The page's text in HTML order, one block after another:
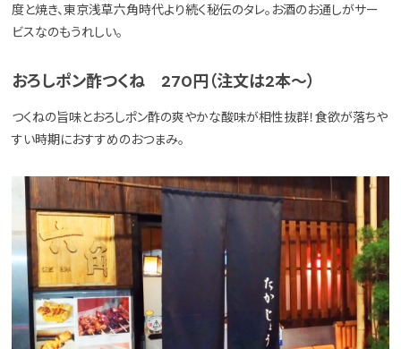
度と焼き、東京浅草六角時代より続く秘伝のタレ。お酒のお通しがサー
ビスなのもうれしい。
おろしポン酢つくね 270円（注文は2本～）
つくねの旨味とおろしポン酢の爽やかな酸味が相性抜群！食欲が落ちや
すい時期におすすめのおつまみ。